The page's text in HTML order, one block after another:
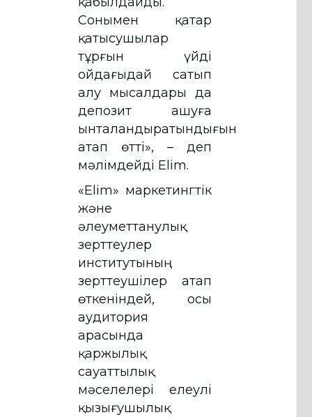
Сонымен қатар
қатысушылар
тұрғын үйді
ойдағыдай сатып
алу мысалдары да
депозит ашуға
ынталандыратындығын
атап өтті», – деп
мәлімдейді Elim.
«Elim» маркетингтік
және
әлеуметтанулық
зерттеулер
институтының
зерттеушілер атап
өткеніндей, осы
аудитория
арасында
қаржылық
сауаттылық
мәселелері елеулі
қызығушылық